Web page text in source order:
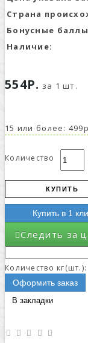
Страна
Бонусные
Наличие:
554Р. за 1 шт.
15 или более:
Количество
КУПИТЬ
Купить в 1
Следить за
Количество кг(шт.):
Оформить заказ
В закладки